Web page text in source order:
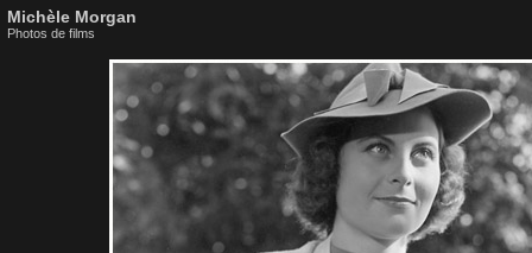
Michèle Morgan
Photos de films